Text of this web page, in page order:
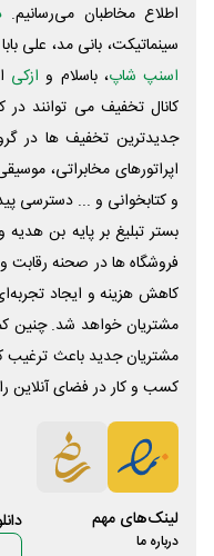
اطلاع مخاطبان می‌رسانیم.
سینماتیکت، بانی مد، علی‌
اسنپ شاپ، باسلام و ازکی
کانال تخفیف می توانند در
جدیدترین تخفیف ها در
اپراتورهای مخابراتی،
و کتابخوانی و ... دسترسی
بستر تبلیغ بر پایه بن
فروشگاه ها در صحنه رقابت
کاهش هزینه و ایجاد
مشتریان خواهد شد. چنین
مشتریان جدید باعث ترغیب
کسب و کار در فضای آنلاین
لینک‌های مهم
درباره ما